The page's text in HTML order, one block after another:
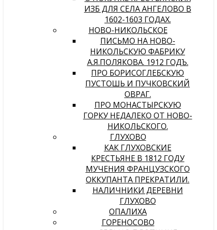
ИЗБ ДЛЯ СЕЛА АНГЕЛОВО В
1602-1603 ГОДАХ.
НОВО-НИКОЛЬСКОЕ
ПИСЬМО НА НОВО-
НИКОЛЬСКУЮ ФАБРИКУ
А.Я.ПОЛЯКОВА. 1912 ГОДЪ.
ПРО БОРИСОГЛЕБСКУЮ
ПУСТОШЬ И ПУЧКОВСКИЙ
ОВРАГ.
ПРО МОНАСТЫРСКУЮ
ГОРКУ НЕДАЛЕКО ОТ НОВО-
НИКОЛЬСКОГО.
ГЛУХОВО
КАК ГЛУХОВСКИЕ
КРЕСТЬЯНЕ В 1812 ГОДУ
МУЧЕНИЯ ФРАНЦУЗСКОГО
ОККУПАНТА ПРЕКРАТИЛИ.
НАЛИЧНИКИ ДЕРЕВНИ
ГЛУХОВО
ОПАЛИХА
ГОРЕНОСОВО